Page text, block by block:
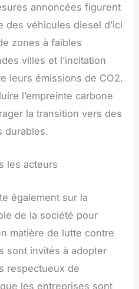
annoncées figurent
des véhicules diesel d’ici
zones à faibles
villes et l’incitation
leurs émissions de CO2.
l’empreinte carbone
la transition vers des
durables.
les acteurs
également sur la
de la société pour
matière de lutte contre
sont invités à adopter
respectueux de
les entreprises sont